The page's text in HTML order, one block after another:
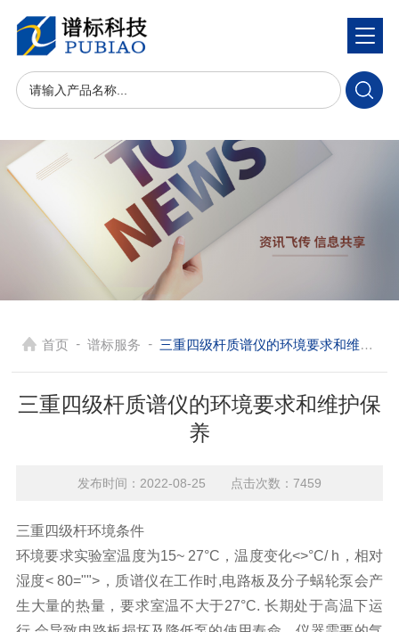
首页 - 谱标服务 - 三重四级杆质谱仪的环境要求和维护保养
三重四级杆质谱仪的环境要求和维护保
养
发布时间：2022-08-25 点击次数：7459
三重四级杆环境条件
环境要求实验室温度为15~ 27°C，温度变化<>°C/ h，相对
湿度< 80="">，质谱仪在工作时,电路板及分子蜗轮泵会产
生大量的热量，要求室温不大于27°C. 长期处于高温下运